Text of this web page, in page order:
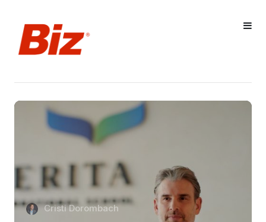
Cristi Dorombach